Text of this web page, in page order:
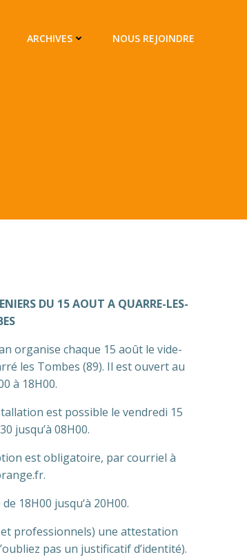
ARCHIVES NOUS REJOINDRE
DU 15 AOUT A QUARRE-LES-
organise chaque 15 août le vide-
les Tombes (89). Il est ouvert au
à 18H00.
est possible le vendredi 15
jusqu’à 08H00.
est obligatoire, par courriel à
18H00 jusqu‘à 20H00.
professionnels) une attestation
pas un justificatif d’identité).